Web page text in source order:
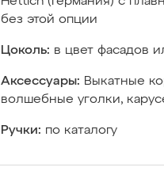
без этой опции
Цоколь: в цвет фасадов
Аксессуары: Выкатные
волшебные уголки,
Ручки: по каталогу